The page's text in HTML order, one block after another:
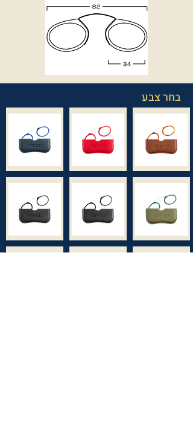
בחר צבע